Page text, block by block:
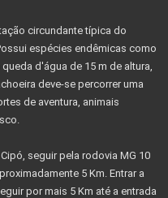
circundante típica do
espécies endêmicas como
d'água de 15 m de altura,
deve-se percorrer uma
de aventura, animais
seguir pela rodovia MG 10
5 Km. Entrar a
por mais 5 Km até a entrada